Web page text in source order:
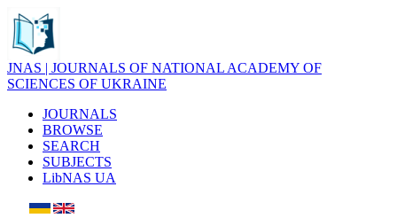
JNAS | JOURNALS OF NATIONAL ACADEMY OF
SCIENCES OF UKRAINE
JOURNALS
BROWSE
SEARCH
SUBJECTS
LibNAS UA